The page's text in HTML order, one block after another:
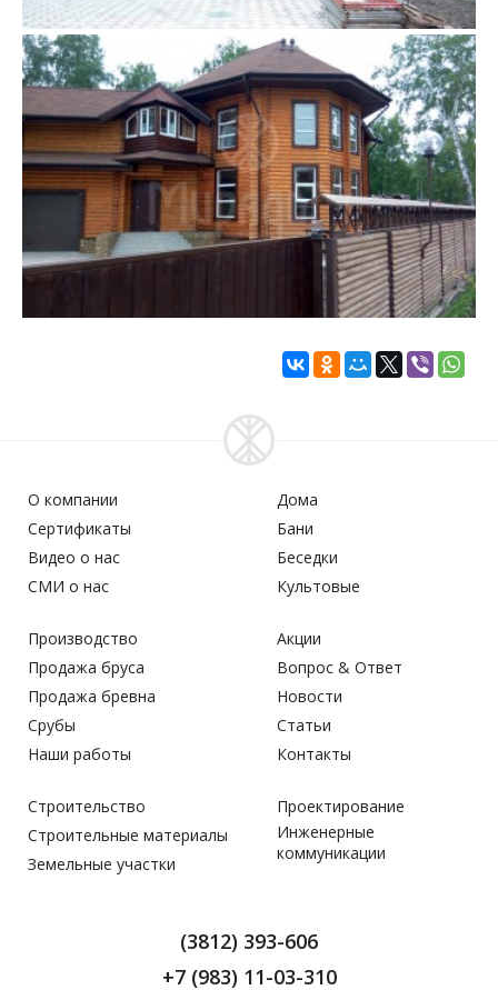
О компании
Сертификаты
Видео о нас
СМИ о нас
Дома
Бани
Беседки
Культовые
Производство
Продажа бруса
Продажа бревна
Срубы
Наши работы
Акции
Вопрос & Ответ
Новости
Статьи
Контакты
Строительство
Строительные материалы
Земельные участки
Проектирование
Инженерные
коммуникации
(3812) 393-606
+7 (983) 11-03-310